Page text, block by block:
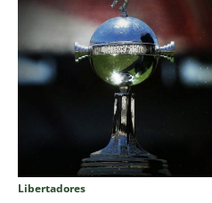
Libertadores